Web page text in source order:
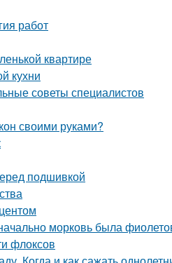
работ
квартире
кухни
советы специалистов
своими руками?
подшивкой
морковь была
флоксов